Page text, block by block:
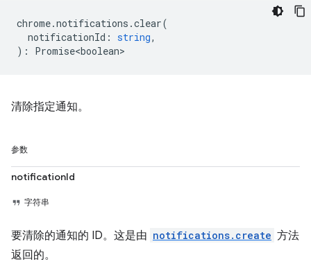
chrome.notifications .clear(
notificationId : string,
) : Promise<boolean>
清除指定通知。
参数
notificationId
字符串
要清除的通知的 ID。这是由 notifications.create 方法
返回的。